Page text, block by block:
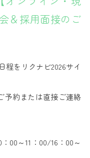
＆採用面接のご
程をリクナビ2026サイ
予約または直接ご連絡
00～11：00/16：00～